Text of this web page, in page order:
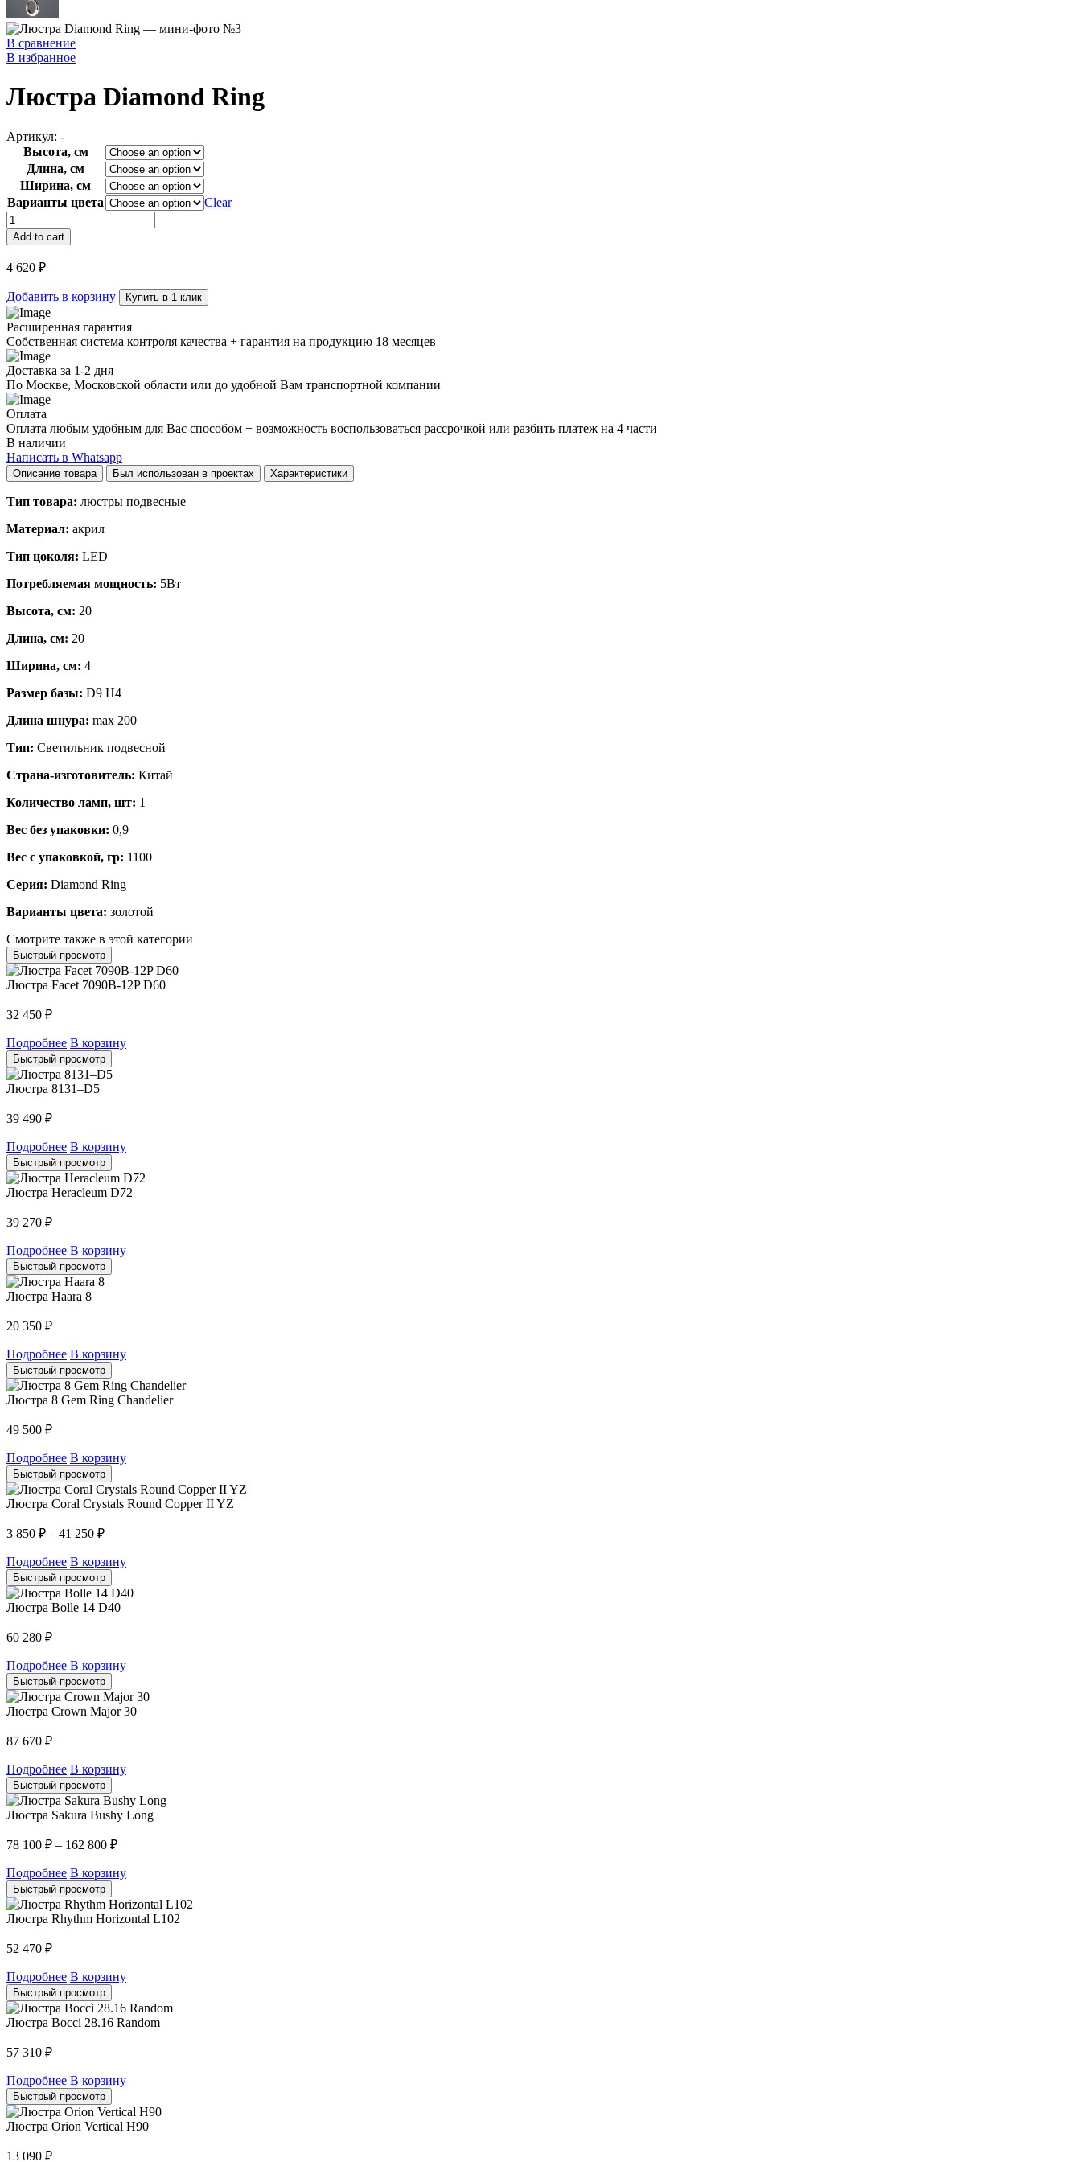
В сравнение
В избранное
Люстра Diamond Ring
Артикул: -
Высота, см
Длина, см
Ширина, см
Варианты цвета
Clear
Люстра
Diamond
Ring
quantity
Add to cart
4 620 ₽
Добавить в корзину Купить в 1 клик
Расширенная гарантия
Собственная система контроля качества + гарантия на продукцию 18 месяцев
Доставка за 1-2 дня
По Москве, Московской области или до удобной Вам транспортной компании
Оплата
Оплата любым удобным для Вас способом + возможность воспользоваться рассрочкой или разбить платеж на 4 части
В наличии
Написать в Whatsapp
Описание товара Был использован в проектах Характеристики
Тип товара: люстры подвесные
Материал: акрил
Тип цоколя: LED
Потребляемая мощность: 5Вт
Высота, см: 20
Длина, см: 20
Ширина, см: 4
Размер базы: D9 H4
Длина шнура: max 200
Тип: Светильник подвесной
Страна-изготовитель: Китай
Количество ламп, шт: 1
Вес без упаковки: 0,9
Вес с упаковкой, гр: 1100
Серия: Diamond Ring
Варианты цвета: золотой
Смотрите также в этой категории
Быстрый просмотр
Люстра Facet 7090B-12P D60
32 450 ₽
Подробнее В корзину
Быстрый просмотр
Люстра 8131–D5
39 490 ₽
Подробнее В корзину
Быстрый просмотр
Люстра Heracleum D72
39 270 ₽
Подробнее В корзину
Быстрый просмотр
Люстра Haara 8
20 350 ₽
Подробнее В корзину
Быстрый просмотр
Люстра 8 Gem Ring Chandelier
49 500 ₽
Подробнее В корзину
Быстрый просмотр
Люстра Coral Crystals Round Copper II YZ
3 850 ₽ – 41 250 ₽
Подробнее В корзину
Быстрый просмотр
Люстра Bolle 14 D40
60 280 ₽
Подробнее В корзину
Быстрый просмотр
Люстра Crown Major 30
87 670 ₽
Подробнее В корзину
Быстрый просмотр
Люстра Sakura Bushy Long
78 100 ₽ – 162 800 ₽
Подробнее В корзину
Быстрый просмотр
Люстра Rhythm Horizontal L102
52 470 ₽
Подробнее В корзину
Быстрый просмотр
Люстра Bocci 28.16 Random
57 310 ₽
Подробнее В корзину
Быстрый просмотр
Люстра Orion Vertical H90
13 090 ₽